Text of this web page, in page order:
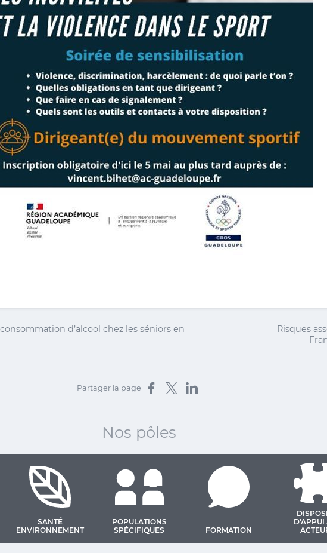
d’alcool chez les séniors en
Risques
Partager la page Partager sur Facebook
Partager sur X
Partager sur LinkedIn
Nos pôles
SANTÉ
ENVIRONNEMENT
POPULATIONS
SPÉCIFIQUES
FORMATION
D'APPUI